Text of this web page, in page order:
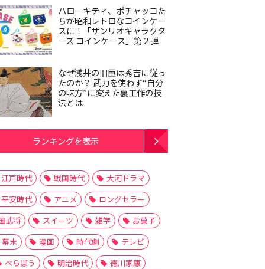
ハローキティ、ポチャッコた
ちが昭和レトロなコインケー
スに！「サンリオキャラクタ
ーズ コインケース」第２弾
なぜ浅井の旧臣は秀吉に従っ
たのか？ 武力を使わず“自分
の味方”に変えた裏工作の技
法とは
ランキングを表示
江戸時代 戦国時代
大河ドラマ
平安時代
アニメ
ロングセラー
武将
スイーツ 雑学
お菓子
幕末
漫画 時代劇
テレビ
べらぼう
明治時代
徳川家康